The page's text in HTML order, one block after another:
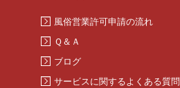
風俗営業許可申請の流れ
Ｑ＆Ａ
ブログ
サービスに関するよくある質問